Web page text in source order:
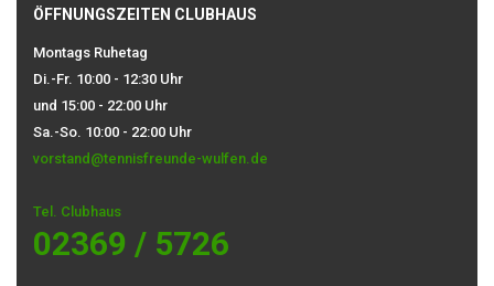
ÖFFNUNGSZEITEN CLUBHAUS
Montags Ruhetag
Di.-Fr. 10:00 - 12:30 Uhr
und 15:00 - 22:00 Uhr
Sa.-So. 10:00 - 22:00 Uhr
vorstand@tennisfreunde-wulfen.de
Tel. Clubhaus
02369 / 5726